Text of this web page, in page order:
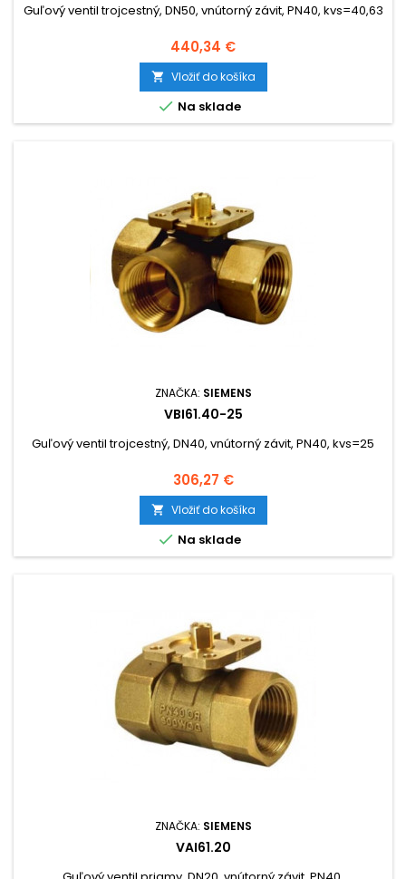
Guľový ventil trojcestný, DN50, vnútorný závit, PN40, kvs=40,63
Cena
440,34 €
 Vložiť do košíka
 Na sklade
ZNAČKA: SIEMENS
VBI61.40-25
Guľový ventil trojcestný, DN40, vnútorný závit, PN40, kvs=25
Cena
306,27 €
 Vložiť do košíka
 Na sklade
ZNAČKA: SIEMENS
VAI61.20